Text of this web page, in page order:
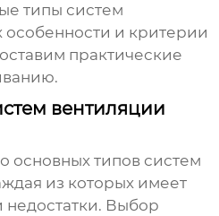
типы систем
особенности и критерии
практические
вентиляции
основных типов систем
из которых имеет
Выбор